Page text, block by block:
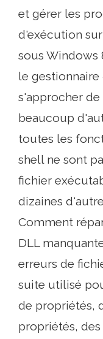
et gérer les
d'exécution
sous Windows
le
s'approcher de
beaucoup
toutes les
shell ne sont
fichier
dizaines
Comment
DLL
erreurs de
suite utilisé
de propriétés,
propriétés,